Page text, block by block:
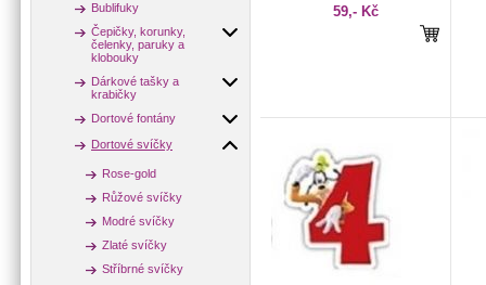
Bublifuky
Čepičky, korunky,
čelenky, paruky a
klobouky
Dárkové tašky a
krabičky
Dortové fontány
Dortové svíčky
Rose-gold
Růžové svíčky
Modré svíčky
Zlaté svíčky
Stříbrné svíčky
59,- Kč